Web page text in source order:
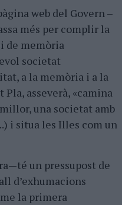
web del Govern –
més per complir la
de memòria
societat
a la memòria i a la
asseverà, «camina
una societat amb
i situa les Illes com un
un pressupost de
d’exhumacions
la primera